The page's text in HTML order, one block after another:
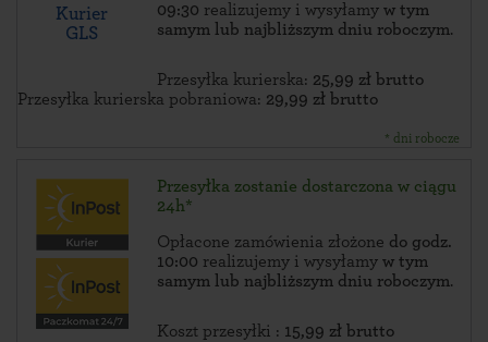
Kurier
GLS
09:30 realizujemy i wysyłamy w tym
samym lub najbliższym dniu roboczym.
Przesyłka kurierska: 25,99 zł brutto
Przesyłka kurierska pobraniowa: 29,99 zł brutto
* dni robocze
Przesyłka zostanie dostarczona w ciągu
24h*
Opłacone zamówienia złożone do godz.
10:00 realizujemy i wysyłamy w tym
samym lub najbliższym dniu roboczym.
Koszt przesyłki : 15,99 zł brutto